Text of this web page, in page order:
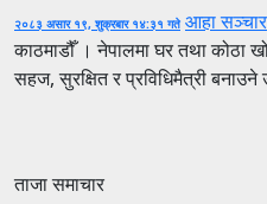
२०८३ असार १९, शुक्रबार १४:३१ गते आहा सञ्चार
काठमाडौँ । नेपालमा घर तथा कोठा
सहज, सुरक्षित र प्रविधिमैत्री
ताजा समाचार